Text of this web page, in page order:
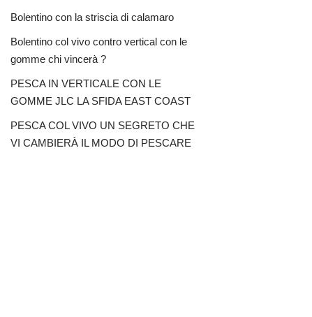
Bolentino con la striscia di calamaro
Bolentino col vivo contro vertical con le
gomme chi vincerà ?
PESCA IN VERTICALE CON LE
GOMME JLC LA SFIDA EAST COAST
PESCA COL VIVO UN SEGRETO CHE
VI CAMBIERÀ IL MODO DI PESCARE